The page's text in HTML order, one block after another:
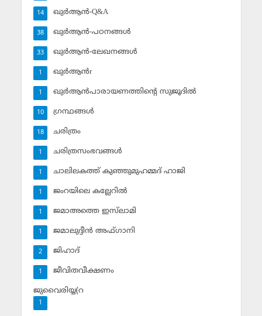
ഖുര്‍ആന്‍-Q&A
14
ഖുര്‍ആന്‍-പഠനങ്ങള്‍
38
ഖുര്‍ആന്‍-ലേഖനങ്ങള്‍
33
ഖുര്‍ആന്‍r
1
ഖുര്‍ആന്‍പാരായണത്തിന്റെ സുജൂദില്‍
1
ഗ്രന്ഥങ്ങള്‍
10
ചരിത്രം
18
ചരിത്രസംഭവങ്ങള്‍
1
ചാലിലകത്ത് കുഞ്ഞുമുഹമ്മദ് ഹാജി
1
ജംറയിലെ കല്ലേറില്‍
1
ജമാഅത്തെ ഇസ്‌ലാമി
1
ജമാലുദ്ദീന്‍ അഫ്ഗാനി
1
ജിഹാദ്‌
2
ജീവിതവീക്ഷണം
1
ജുവൈരിയ്യ(റ
1